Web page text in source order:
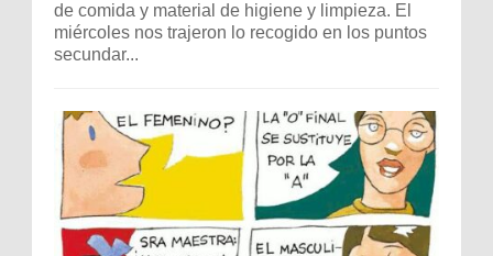
de comida y material de higiene y limpieza. El
miércoles nos trajeron lo recogido en los puntos
secundar...